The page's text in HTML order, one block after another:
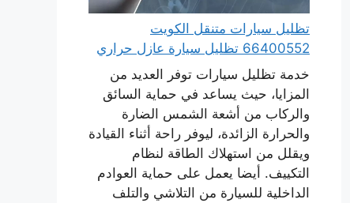
تظليل سيارات متنقل الكويت
66400552 تظليل سيارة عازل حراري
خدمة تظليل سيارات توفر العديد من
المزايا، حيث يساعد في حماية السائق
والركاب من أشعة الشمس الضارة
والحرارة الزائدة، ليوفر راحة أثناء القيادة
ويقلل من استهلاك الطاقة لنظام
التكييف. أيضا يعمل على حماية العوادم
الداخلية للسيارة من التلاشي والتلف